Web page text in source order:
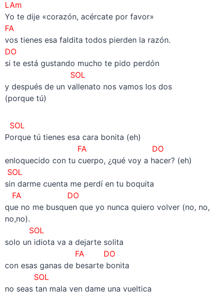
LAm
Yo te dije «corazón, acércate por favor»
FA
vos tienes esa faldita todos pierden la razón.
DO
si te está gustando mucho te pido perdón
SOL
y después de un vallenato nos vamos los dos
(porque tú)
SOL
Porque tú tienes esa cara bonita (eh)
FA DO
enloquecido con tu cuerpo, ¿qué voy a hacer? (eh)
SOL
sin darme cuenta me perdí en tu boquita
FA DO
que no me busquen que yo nunca quiero volver (no, no,
no,no).
SOL
solo un idiota va a dejarte solita
FA DO
con esas ganas de besarte bonita
SOL
no seas tan mala ven dame una vueltica